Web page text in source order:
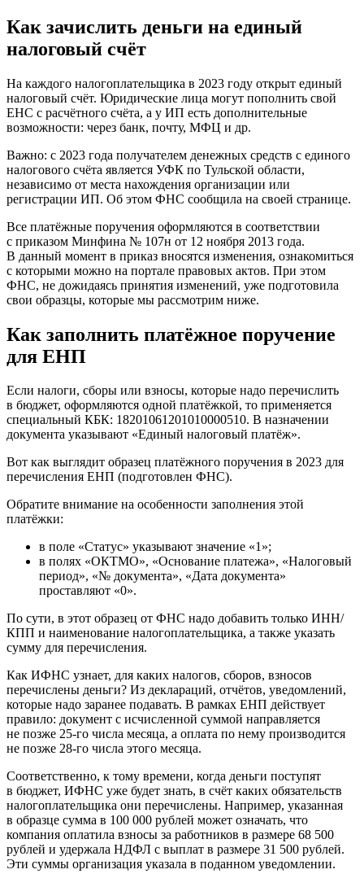
Как зачислить деньги на единый
налоговый счёт
На каждого налогоплательщика в 2023 году открыт единый
налоговый счёт. Юридические лица могут пополнить свой
ЕНС с расчётного счёта, а у ИП есть дополнительные
возможности: через банк, почту, МФЦ и др.
Важно: c 2023 года получателем денежных средств с единого
налогового счёта является УФК по Тульской области,
независимо от места нахождения организации или
регистрации ИП. Об этом ФНС сообщила на своей странице.
Все платёжные поручения оформляются в соответствии
с приказом Минфина № 107н от 12 ноября 2013 года.
В данный момент в приказ вносятся изменения, ознакомиться
с которыми можно на портале правовых актов. При этом
ФНС, не дожидаясь принятия изменений, уже подготовила
свои образцы, которые мы рассмотрим ниже.
Как заполнить платёжное поручение
для ЕНП
Если налоги, сборы или взносы, которые надо перечислить
в бюджет, оформляются одной платёжкой, то применяется
специальный КБК: 18201061201010000510. В назначении
документа указывают «Единый налоговый платёж».
Вот как выглядит образец платёжного поручения в 2023 для
перечисления ЕНП (подготовлен ФНС).
Обратите внимание на особенности заполнения этой
платёжки:
в поле «Статус» указывают значение «1»;
в полях «ОКТМО», «Основание платежа», «Налоговый
период», «№ документа», «Дата документа»
проставляют «0».
По сути, в этот образец от ФНС надо добавить только ИНН/
КПП и наименование налогоплательщика, а также указать
сумму для перечисления.
Как ИФНС узнает, для каких налогов, сборов, взносов
перечислены деньги? Из деклараций, отчётов, уведомлений,
которые надо заранее подавать. В рамках ЕНП действует
правило: документ с исчисленной суммой направляется
не позже 25-го числа месяца, а оплата по нему производится
не позже 28-го числа этого месяца.
Соответственно, к тому времени, когда деньги поступят
в бюджет, ИФНС уже будет знать, в счёт каких обязательств
налогоплательщика они перечислены. Например, указанная
в образце сумма в 100 000 рублей может означать, что
компания оплатила взносы за работников в размере 68 500
рублей и удержала НДФЛ с выплат в размере 31 500 рублей.
Эти суммы организация указала в поданном уведомлении.